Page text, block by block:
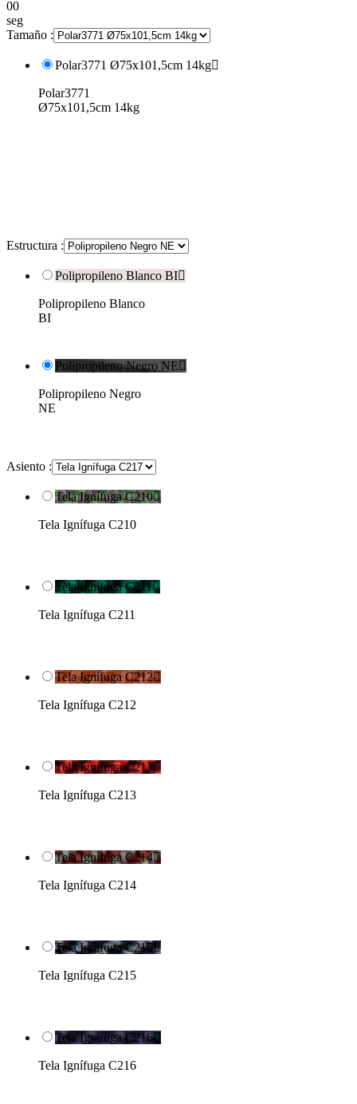
00
seg
Tamaño :
Polar3771 Ø75x101,5cm 14kg
Polar3771
Ø75x101,5cm 14kg
Estructura :
Polipropileno Blanco BI
Polipropileno Blanco
BI
Polipropileno Negro NE
Polipropileno Negro
NE
Asiento :
Tela Ignífuga C210
Tela Ignífuga C210
Tela Ignífuga C211
Tela Ignífuga C211
Tela Ignífuga C212
Tela Ignífuga C212
Tela Ignífuga C213
Tela Ignífuga C213
Tela Ignífuga C214
Tela Ignífuga C214
Tela Ignífuga C215
Tela Ignífuga C215
Tela Ignífuga C216
Tela Ignífuga C216